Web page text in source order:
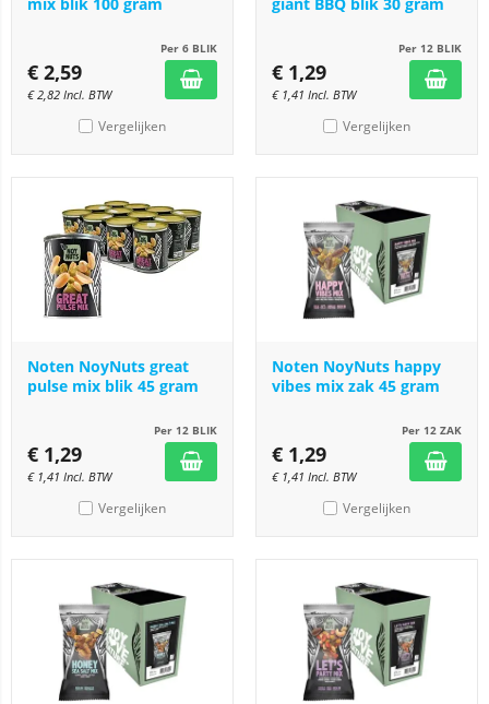
Per 6 BLIK
€ 2,59
€2,82 Incl. BTW
Vergelijken
Per 12 BLIK
€ 1,29
€ 1,41 Incl. BTW
Vergelijken
Noten NoyNuts great
pulse mix blik 45 gram
Per 12 BLIK
€ 1,29
€ 1,41 Incl. BTW
Vergelijken
Noten NoyNuts happy
vibes mix zak 45 gram
Per 12 ZAK
€ 1,29
€ 1,41 Incl. BTW
Vergelijken